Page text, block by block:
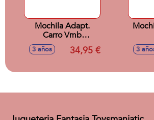
Mochila Adapt.
Carro Vmb
"Paraíso"
30X46X14Cm
3 años 34,95 € 3